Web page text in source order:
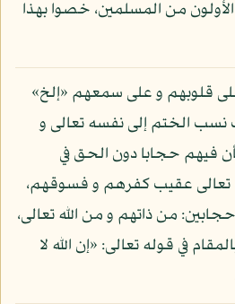
من المسلمين، خصوا بهذا
قلوبهم و على سمعهم «إلخ»
نسب الختم إلى نفسه تعالى و
فيهم حجابا دون الحق في
تعالى عقيب كفرهم و فسوقهم،
من ذاتهم و من الله تعالى،
في قوله تعالى: «إن الله لا